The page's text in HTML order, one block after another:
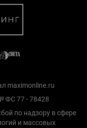
maximonline.ru
ФС 77 - 78428
по надзору в сфере
и массовых